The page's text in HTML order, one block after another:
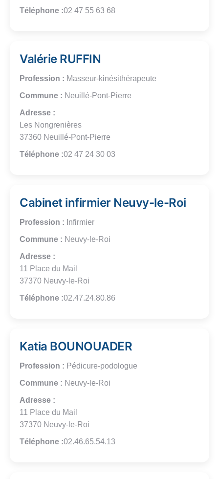
Téléphone :02 47 55 63 68
Valérie RUFFIN
Profession : Masseur-kinésithérapeute
Commune : Neuillé-Pont-Pierre
Adresse :
Les Nongrenières
37360 Neuillé-Pont-Pierre
Téléphone :02 47 24 30 03
Cabinet infirmier Neuvy-le-Roi
Profession : Infirmier
Commune : Neuvy-le-Roi
Adresse :
11 Place du Mail
37370 Neuvy-le-Roi
Téléphone :02.47.24.80.86
Katia BOUNOUADER
Profession : Pédicure-podologue
Commune : Neuvy-le-Roi
Adresse :
11 Place du Mail
37370 Neuvy-le-Roi
Téléphone :02.46.65.54.13